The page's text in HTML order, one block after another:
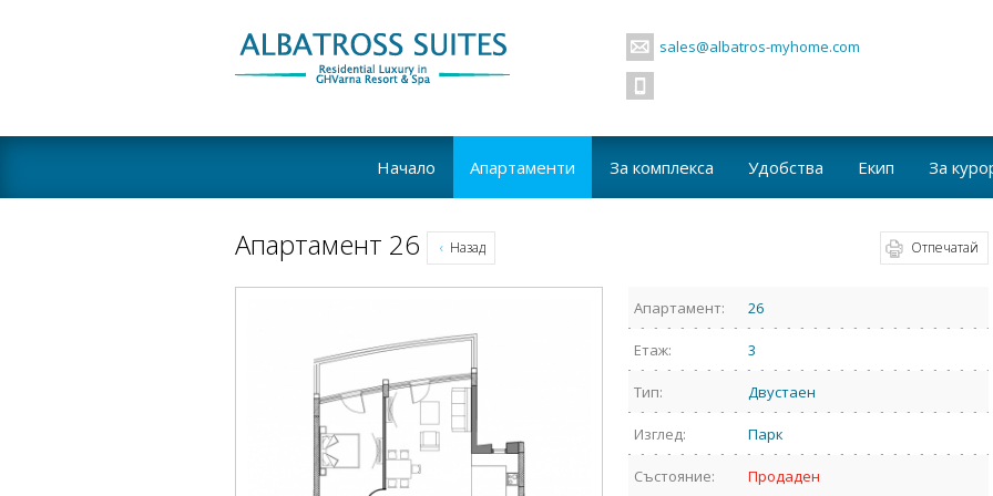
sales@albatros-myhome.com
Начало Апартаменти За комплекса Удобства Екип За
Апартамент 26 Назад Отпечатай
Апартамент: 26
Етаж: 3
Тип: Двустаен
Изглед: Парк
Състояние: Продаден